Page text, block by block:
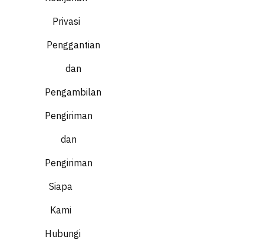
Privasi
Penggantian
dan
Pengambilan
Pengiriman
dan
Pengiriman
Siapa
Kami
Hubungi